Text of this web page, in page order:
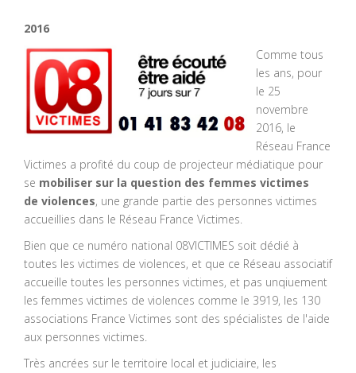
2016
Comme tous
les ans, pour
le 25
novembre
2016, le
Réseau France
Victimes a profité du coup de projecteur médiatique pour
se mobiliser sur la question des femmes victimes
de violences, une grande partie des personnes victimes
accueillies dans le Réseau France Victimes.
Bien que ce numéro national 08VICTIMES soit dédié à
toutes les victimes de violences, et que ce Réseau associatif
accueille toutes les personnes victimes, et pas unqiuement
les femmes victimes de violences comme le 3919, les 130
associations France Victimes sont des spécialistes de l'aide
aux personnes victimes.
Très ancrées sur le territoire local et judiciaire, les